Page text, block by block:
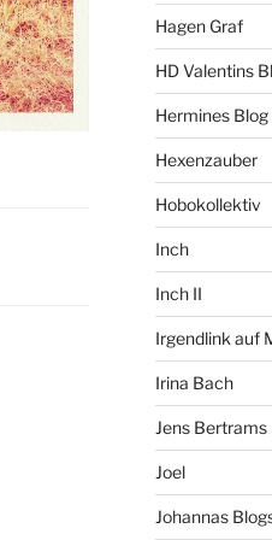
Hagen Graf
HD Valentins
Hermines Blog
Hexenzauber
Hobokollektiv
Inch
Inch II
Irgendlink auf
Irina Bach
Jens Bertrams
Joel
Johannas